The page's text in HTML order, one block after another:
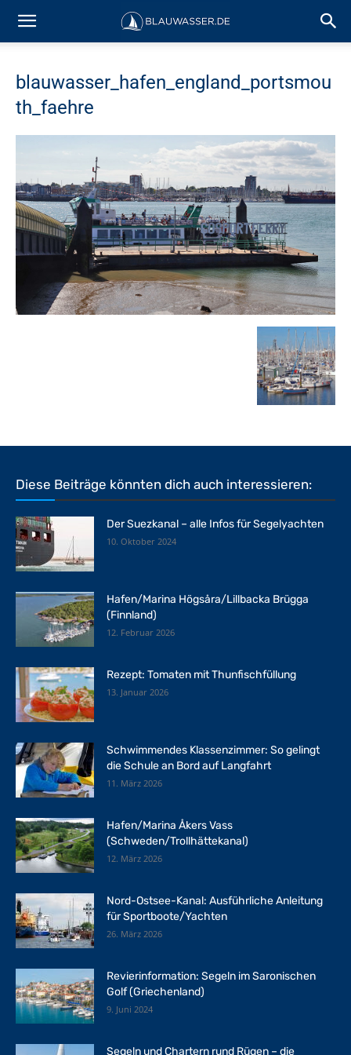
blauwasser_hafen_england_portsmou
th_faehre
Diese Beiträge könnten dich auch interessieren:
Der Suezkanal – alle Infos für Segelyachten
10. Oktober 2024
Hafen/Marina Högsåra/Lillbacka Brügga
(Finnland)
12. Februar 2026
Rezept: Tomaten mit Thunfischfüllung
13. Januar 2026
Schwimmendes Klassenzimmer: So gelingt
die Schule an Bord auf Langfahrt
11. März 2026
Hafen/Marina Åkers Vass
(Schweden/Trollhättekanal)
12. März 2026
Nord-Ostsee-Kanal: Ausführliche Anleitung
für Sportboote/Yachten
26. März 2026
Revierinformation: Segeln im Saronischen
Golf (Griechenland)
9. Juni 2024
Segeln und Chartern rund Rügen – die